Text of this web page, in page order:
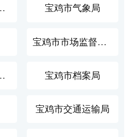
乡建设局 宝鸡市气象局
宝鸡市市场监督管理局
和规划局 宝鸡市档案局
宝鸡市交通运输局